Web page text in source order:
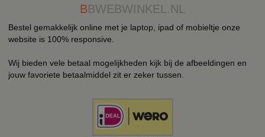
BBWEBWINKEL.NL
Bestel gemakkelijk online met je laptop, ipad of mobieltje onze
website is 100% responsive.
Wij bieden vele betaal mogelijkheden kijk bij de afbeeldingen en
jouw favoriete betaalmiddel zit er zeker tussen.